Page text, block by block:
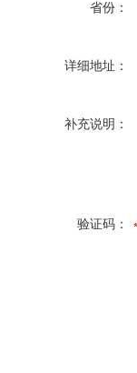
省份：
详细地址：
补充说明：
验证码：